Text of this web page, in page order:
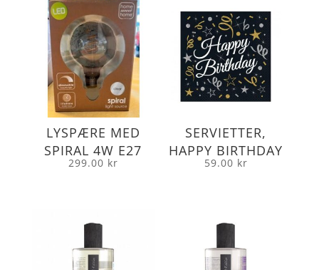
LYSPÆRE MED
SPIRAL 4W E27
299.00 kr
SERVIETTER,
HAPPY BIRTHDAY
59.00 kr